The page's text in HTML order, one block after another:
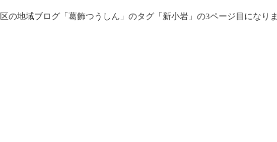
の地域ブログ「葛飾つうしん」のタグ「新小岩」の3ページ目になりま